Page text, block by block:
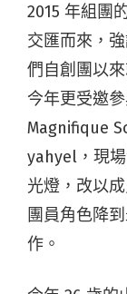
2015 年組團
交匯而來，
們自創團以
今年更受邀
Magnifique
yahyel，現
光燈，改以
團員角色降
作。